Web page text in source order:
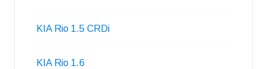
KIA Rio 1.5 CRDi
KIA Rio 1.6